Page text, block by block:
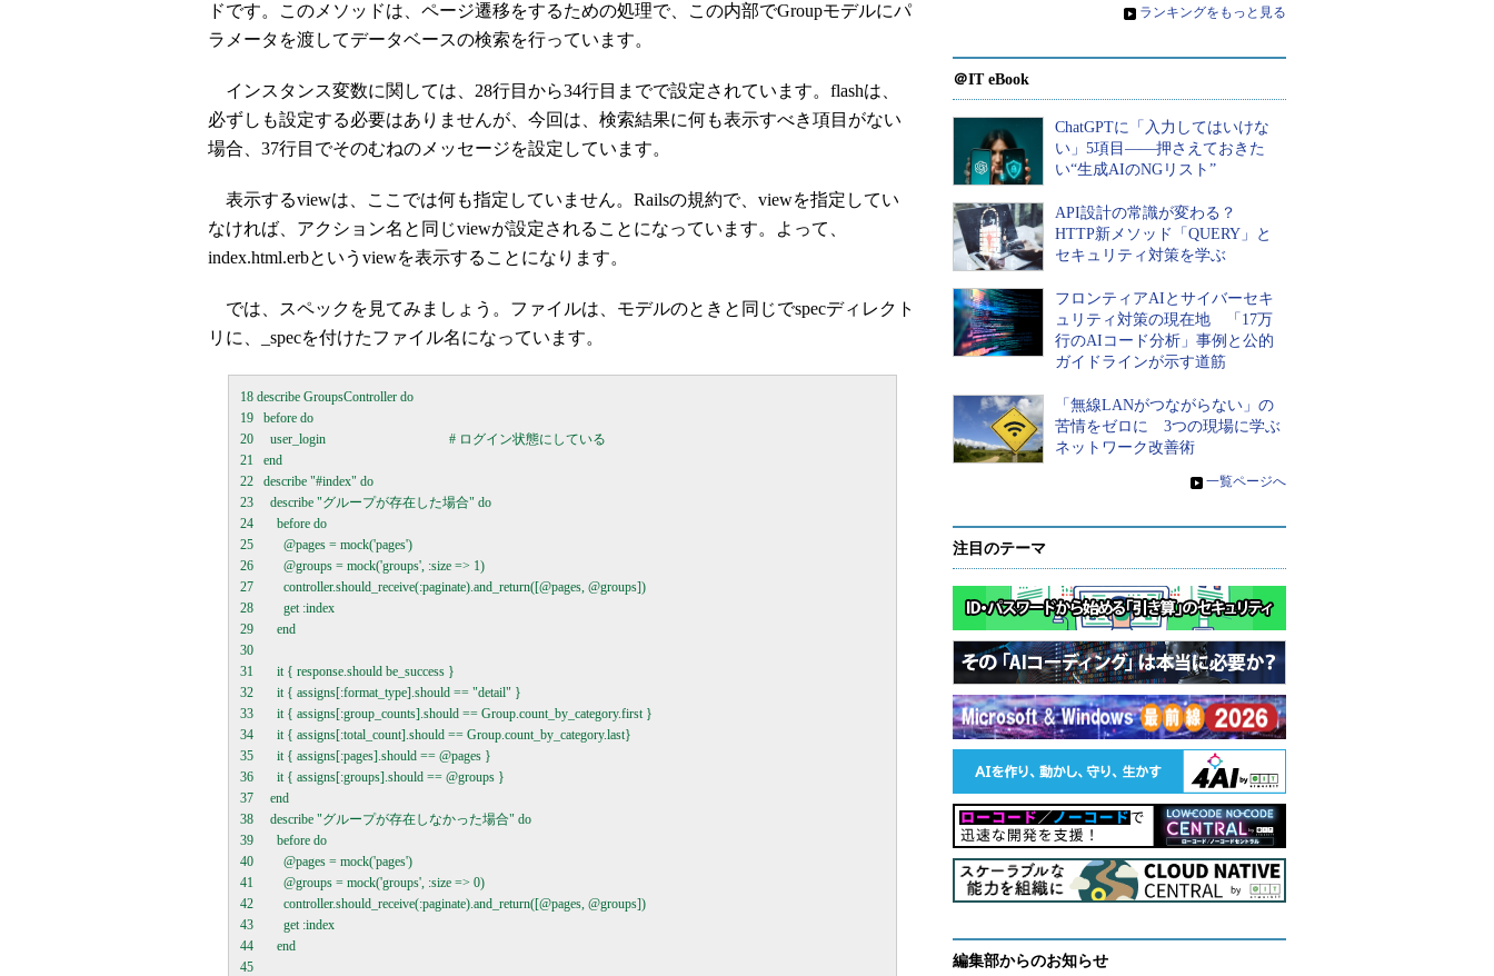
ドです。このメソッドは、ページ遷移をするための処理で、この内部でGroupモデルにパ
ラメータを渡してデータベースの検索を行っています。
インスタンス変数に関しては、28行目から34行目までで設定されています。flashは、
必ずしも設定する必要はありませんが、今回は、検索結果に何も表示すべき項目がない
場合、37行目でそのむねのメッセージを設定しています。
表示するviewは、ここでは何も指定していません。Railsの規約で、viewを指定してい
なければ、アクション名と同じviewが設定されることになっています。よって、
index.html.erbというviewを表示することになります。
では、スペックを見てみましょう。ファイルは、モデルのときと同じでspecディレクト
リに、_specを付けたファイル名になっています。
18 describe GroupsController do
19   before do
20     user_login                                     # ログイン状態にしている
21   end
22   describe "#index" do
23     describe "グループが存在した場合" do
24       before do
25         @pages = mock('pages')
26         @groups = mock('groups', :size => 1)
27         controller.should_receive(:paginate).and_return([@pages, @groups])
28         get :index
29       end
30
31       it { response.should be_success }
32       it { assigns[:format_type].should == "detail" }
33       it { assigns[:group_counts].should == Group.count_by_category.first }
34       it { assigns[:total_count].should == Group.count_by_category.last}
35       it { assigns[:pages].should == @pages }
36       it { assigns[:groups].should == @groups }
37     end
38     describe "グループが存在しなかった場合" do
39       before do
40         @pages = mock('pages')
41         @groups = mock('groups', :size => 0)
42         controller.should_receive(:paginate).and_return([@pages, @groups])
43         get :index
44       end
45
» ランキングをもっと見る
＠IT eBook
ChatGPTに「入力してはいけな
い」5項目――押さえておきた
い“生成AIのNGリスト”
API設計の常識が変わる？
HTTP新メソッド「QUERY」と
セキュリティ対策を学ぶ
フロンティアAIとサイバーセキ
ュリティ対策の現在地 「17万
行のAIコード分析」事例と公的
ガイドラインが示す道筋
「無線LANがつながらない」の
苦情をゼロに 3つの現場に学ぶ
ネットワーク改善術
» 一覧ページへ
注目のテーマ
編集部からのお知らせ